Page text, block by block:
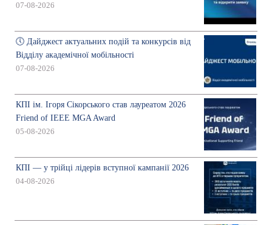
07-08-2026
🕔 Дайджест актуальних подій та конкурсів від
Відділу академічної мобільності
07-08-2026
КПІ ім. Ігоря Сікорського став лауреатом 2026
Friend of IEEE MGA Award
05-08-2026
КПІ — у трійці лідерів вступної кампанії 2026
04-08-2026